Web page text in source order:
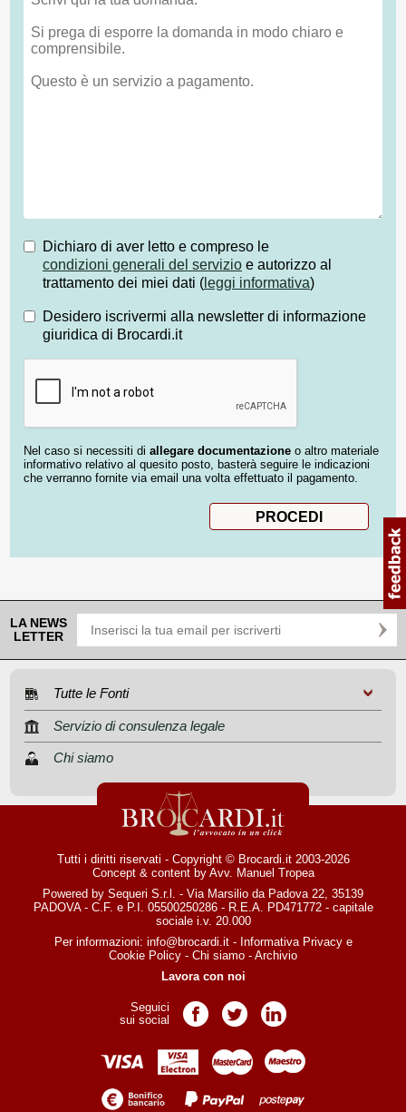
Dichiaro di aver letto e compreso le
condizioni generali del servizio e autorizzo al
trattamento dei miei dati ( leggi informativa)
Desidero iscrivermi alla newsletter di informazione
giuridica di Brocardi.it
Nel caso si necessiti di allegare documentazione o altro materiale
informativo relativo al quesito posto, basterà seguire le indicazioni
che verranno fornite via email una volta effettuato il pagamento.
LA NEWS
LETTER
Tutte le Fonti
Servizio di consulenza legale
Chi siamo
Tutti i diritti riservati - Copyright © Brocardi.it 2003-2026
Concept & content by Avv. Manuel Tropea
Powered by Sequeri S.r.l. - Via Marsilio da Padova 22, 35139
PADOVA - C.F. e P.I. 05500250286 - R.E.A. PD471772 - capitale
sociale i.v. 20.000
Per informazioni: info@brocardi.it- Informativa Privacye
Cookie Policy - Chi siamo - Archivio
Lavora con noi
Seguici
sui social
Pagina Facebook
Pagina TwitterPagina LinkedIn